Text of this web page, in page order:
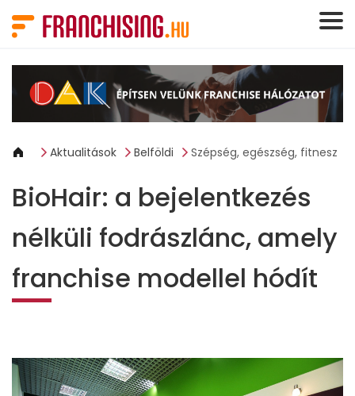
Aktualitások Belföldi Szépség, egészség, fitnesz
BioHair: a bejelentkezés
nélküli fodrászlánc, amely
franchise modellel hódít